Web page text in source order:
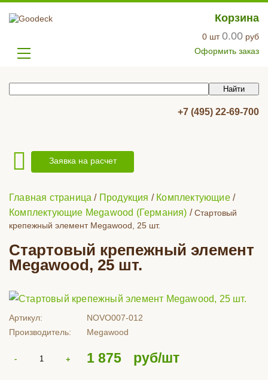
Корзина
0 шт0.00 руб
Оформить заказ
+7 (495) 22-69-700
Заявка на расчет
Главная страница / Продукция / Комплектующие/
Комплектующие Megawood (Германия) /Стартовый
крепежный элемент Megawood, 25 шт.
Стартовый крепежный элемент
Megawood, 25 шт.
Артикул:
NOVO007-012
Производитель:
Megawood
1 875 руб/шт